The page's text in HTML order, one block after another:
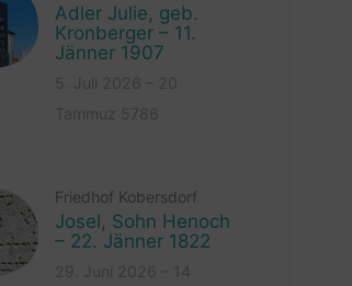
Adler Julie, geb.
Kronberger – 11.
Jänner 1907
Friedhof Kobersdorf
Josel, Sohn Henoch
– 22. Jänner 1822